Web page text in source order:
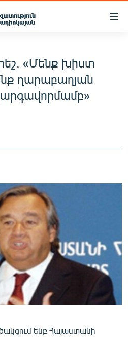
«Մենք խիստ
ղարաբաղյան
ենք Հայաստանի